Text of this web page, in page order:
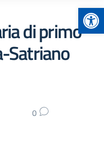
di primo
Satriano
0